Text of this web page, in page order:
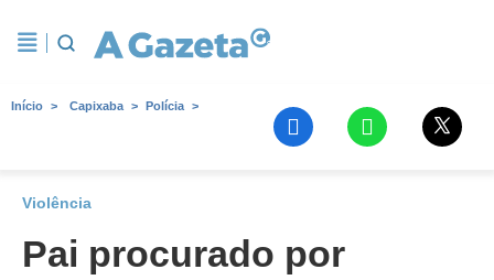
Início Capixaba Polícia
Violência
Pai procurado por